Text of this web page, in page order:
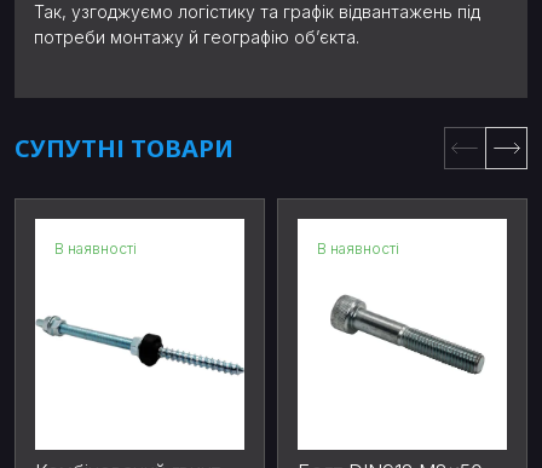
Так, узгоджуємо логістику та графік відвантажень під
потреби монтажу й географію об’єкта.
СУПУТНІ ТОВАРИ
В наявності В наявності